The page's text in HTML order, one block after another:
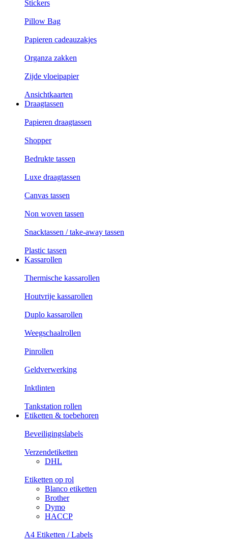
Stickers
Pillow Bag
Papieren cadeauzakjes
Organza zakken
Zijde vloeipapier
Ansichtkaarten
Draagtassen
Papieren draagtassen
Shopper
Bedrukte tassen
Luxe draagtassen
Canvas tassen
Non woven tassen
Snacktassen / take-away tassen
Plastic tassen
Kassarollen
Thermische kassarollen
Houtvrije kassarollen
Duplo kassarollen
Weegschaalrollen
Pinrollen
Geldverwerking
Inktlinten
Tankstation rollen
Etiketten & toebehoren
Beveiligingslabels
Verzendetiketten
DHL
Etiketten op rol
Blanco etiketten
Brother
Dymo
HACCP
A4 Etiketten / Labels